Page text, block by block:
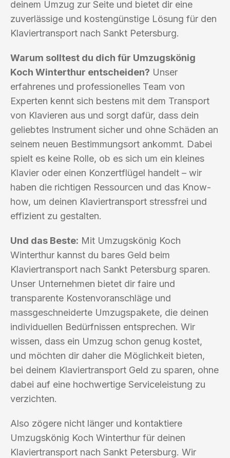
deinem Umzug zur Seite und bietet dir eine
zuverlässige und kostengünstige Lösung für den
Klaviertransport nach Sankt Petersburg.
Warum solltest du dich für Umzugskönig
Koch Winterthur entscheiden? Unser
erfahrenes und professionelles Team von
Experten kennt sich bestens mit dem Transport
von Klavieren aus und sorgt dafür, dass dein
geliebtes Instrument sicher und ohne Schäden an
seinem neuen Bestimmungsort ankommt. Dabei
spielt es keine Rolle, ob es sich um ein kleines
Klavier oder einen Konzertflügel handelt – wir
haben die richtigen Ressourcen und das Know-
how, um deinen Klaviertransport stressfrei und
effizient zu gestalten.
Und das Beste: Mit Umzugskönig Koch
Winterthur kannst du bares Geld beim
Klaviertransport nach Sankt Petersburg sparen.
Unser Unternehmen bietet dir faire und
transparente Kostenvoranschläge und
massgeschneiderte Umzugspakete, die deinen
individuellen Bedürfnissen entsprechen. Wir
wissen, dass ein Umzug schon genug kostet,
und möchten dir daher die Möglichkeit bieten,
bei deinem Klaviertransport Geld zu sparen, ohne
dabei auf eine hochwertige Serviceleistung zu
verzichten.
Also zögere nicht länger und kontaktiere
Umzugskönig Koch Winterthur für deinen
Klaviertransport nach Sankt Petersburg. Wir